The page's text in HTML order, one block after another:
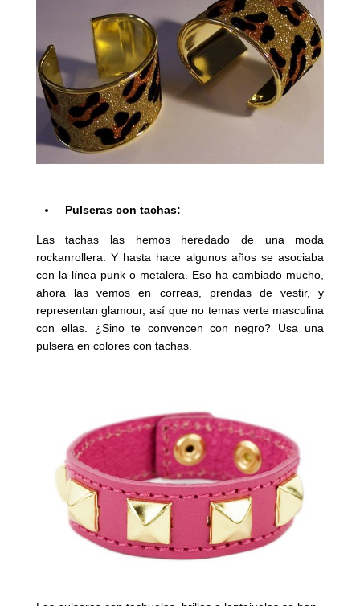
Pulseras con tachas:
Las tachas las hemos heredado de una moda
rockanrollera. Y hasta hace algunos años se asociaba
con la línea punk o metalera. Eso ha cambiado mucho,
ahora las vemos en correas, prendas de vestir, y
representan glamour, así que no temas verte masculina
con ellas. ¿Sino te convencen con negro? Usa una
pulsera en colores con tachas.